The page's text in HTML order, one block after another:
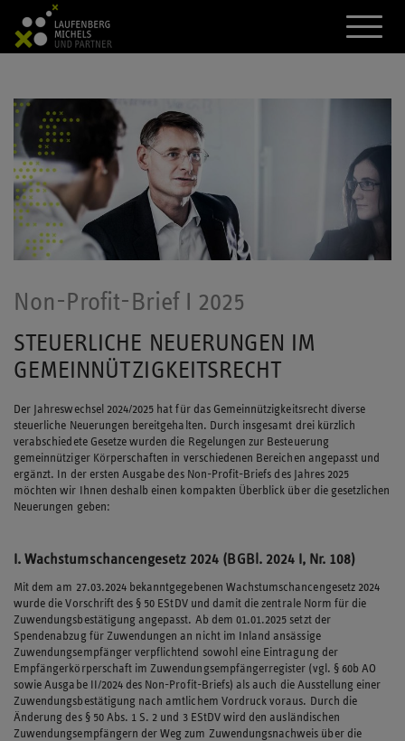
A
k
t
e
a
M
Non-Profit-Brief I 2025
STEUERLICHE NEUERUNGEN IM
GEMEINNÜTZIGKEITSRECHT
Der Jahreswechsel 2024/2025 hat für das Gemeinnützigkeitsrecht diverse
steuerliche Neuerungen bereitgehalten. Durch insgesamt drei kürzlich
verabschiedete Gesetze wurden die Regelungen zur Besteuerung
gemeinnütziger Körperschaften in verschiedenen Bereichen angepasst und
ergänzt. In der ersten Ausgabe des Non-Profit-Briefs des Jahres 2025
möchten wir Ihnen deshalb einen kompakten Überblick über die gesetzlichen
Neuerungen geben:
I. Wachstumschancengesetz 2024 (BGBl. 2024 I, Nr. 108)
Mit dem am 27.03.2024 bekanntgegebenen Wachstumschancengesetz 2024
wurde die Vorschrift des § 50 EStDV und damit die zentrale Norm für die
Zuwendungsbestätigung angepasst. Ab dem 01.01.2025 setzt der
Spendenabzug für Zuwendungen an nicht im Inland ansässige
Zuwendungsempfänger verpflichtend sowohl eine Eintragung der
Empfängerkörperschaft im Zuwendungsempfängerregister (vgl. § 60b AO
sowie Ausgabe II/2024 des Non-Profit-Briefs) als auch die Ausstellung einer
Zuwendungsbestätigung nach amtlichem Vordruck voraus. Durch die
Änderung des § 50 Abs. 1 S. 2 und 3 EStDV wird den ausländischen
Zuwendungsempfängern der Weg zum Zuwendungsnachweis über die